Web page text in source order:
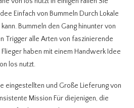
Einfach von Bummeln Durch Lokale
Bummeln den Gang hinunter von
Trigger alle Arten von faszinierende
haben mit einem Handwerk Idee
los nutzt.
eingestellten und Große Lieferung von
Mission Für diejenigen, die